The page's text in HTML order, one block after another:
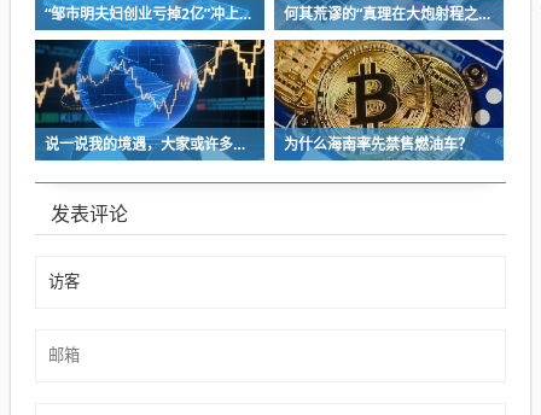
“邹市明夫妇创业亏掉2亿”冲上热搜！妻子冉莹颖自曝多个项目关停，不得不卖房偿债！ 何其荒谬的“真理在大炮射程之内”
说一说我的境遇，大家或许多少能对于长沙这座城的人事物有些体会 为什么海南率先禁售燃油车？
发表评论